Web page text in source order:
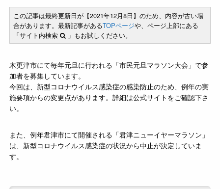
この記事は最終更新日が【2021年12月8日】のため、内容が古い場
合があります。最新記事があるTOPページや、ページ上部にある
「サイト内検索
」もお試しください。
木更津市にて毎年元旦に行われる「市民元旦マラソン大会」で参
加者を募集しています。
今回は、新型コロナウイルス感染症の感染防止のため、例年の実
施要項からの変更点があります。詳細は公式サイトをご確認下さ
い。
また、例年君津市にて開催される「君津ニューイヤーマラソン」
は、新型コロナウイルス感染症の状況から中止が決定していま
す。